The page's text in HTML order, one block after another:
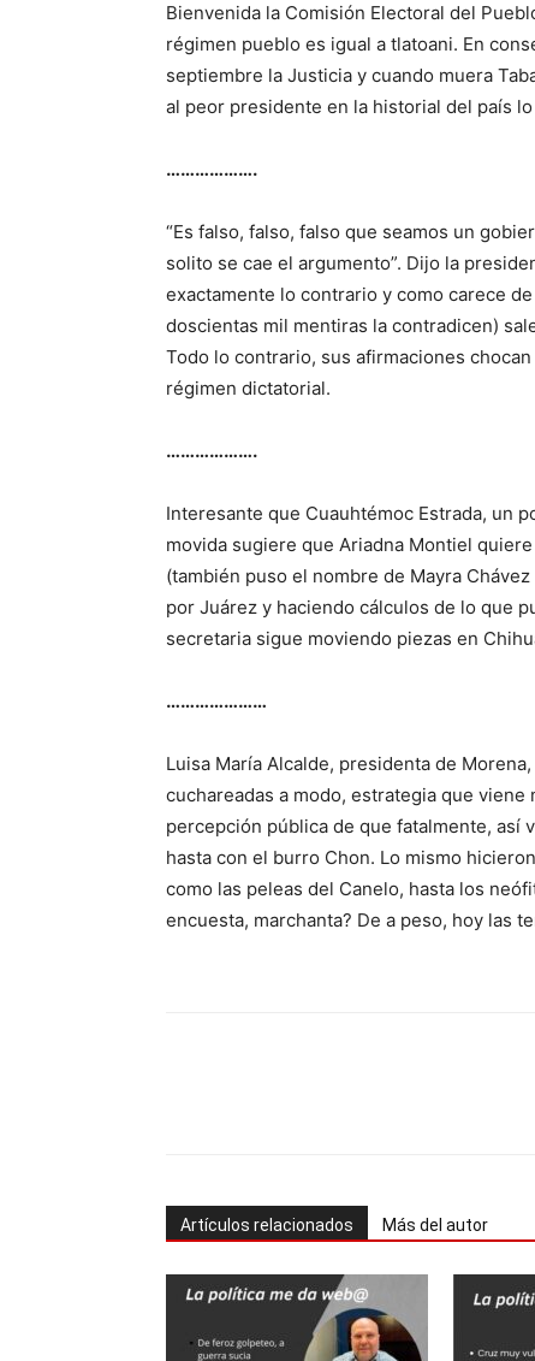
Bienvenida la Comisión Electoral del
régimen pueblo es igual a tlatoani. En
septiembre la Justicia y cuando muera
al peor presidente en la historial del país
……………….
“Es falso, falso, falso que seamos un
solito se cae el argumento”. Dijo la
exactamente lo contrario y como carece
doscientas mil mentiras la contradicen)
Todo lo contrario, sus afirmaciones
régimen dictatorial.
……………….
Interesante que Cuauhtémoc Estrada, un
movida sugiere que Ariadna Montiel
(también puso el nombre de Mayra
por Juárez y haciendo cálculos de lo que
secretaria sigue moviendo piezas en
…………………
Luisa María Alcalde, presidenta de
cuchareadas a modo, estrategia que
percepción pública de que fatalmente, así
hasta con el burro Chon. Lo mismo
como las peleas del Canelo, hasta los
encuesta, marchanta? De a peso, hoy las
Artículos relacionados Más del autor